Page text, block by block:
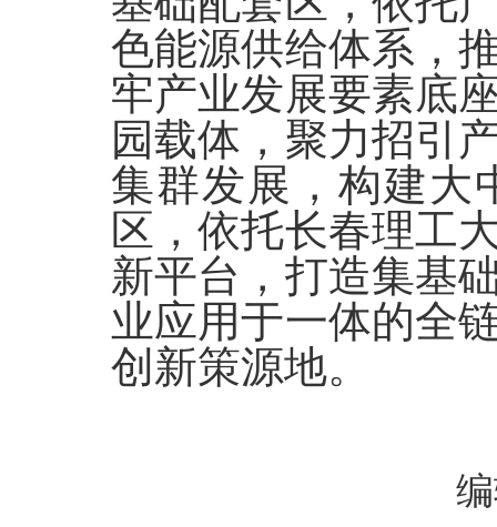
色能源供给体系，
牢产业发展要素底
园载体，聚力招引
集群发展，构建大
区，依托长春理工
新平台，打造集基
业应用于一体的全
创新策源地。